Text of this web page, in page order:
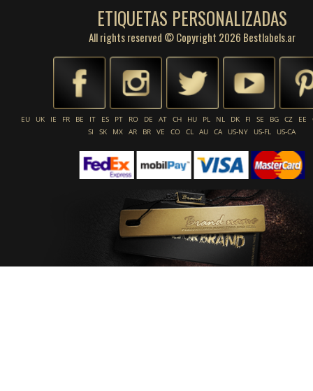
ETIQUETAS PERSONALIZADAS
All rights reserved © Copyright 2026 Bestlabels.ar
EU UK IE FR BE IT ES PT RO DE AT CH HU PL NL DK FI SE BG CZ EE
SI
SK MX AR BR VE CO CL AU CA US-NY US-FL US-CA